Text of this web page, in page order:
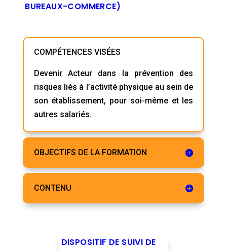
BUREAUX-COMMERCE)
COMPÉTENCES VISÉES
Devenir Acteur dans la prévention des
risques liés à l’activité physique au sein de
son établissement, pour soi-même et les
autres salariés.
OBJECTIFS DE LA FORMATION
CONTENU
DISPOSITIF DE SUIVI DE